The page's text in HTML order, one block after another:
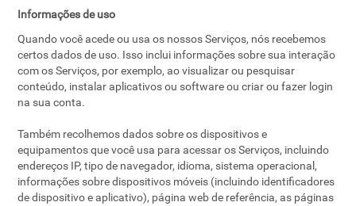
Informações de uso
Quando você acede ou usa os nossos Serviços, nós recebemos
certos dados de uso. Isso inclui informações sobre sua interação
com os Serviços, por exemplo, ao visualizar ou pesquisar
conteúdo, instalar aplicativos ou software ou criar ou fazer login
na sua conta.
Também recolhemos dados sobre os dispositivos e
equipamentos que você usa para acessar os Serviços, incluindo
endereços IP, tipo de navegador, idioma, sistema operacional,
informações sobre dispositivos móveis (incluindo identificadores
de dispositivo e aplicativo), página web de referência, as páginas